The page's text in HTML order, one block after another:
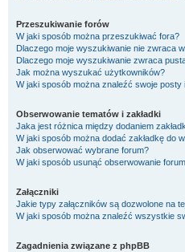
Przeszukiwanie forów
W jaki sposób można przeszukiwać fora?
Dlaczego moje wyszukiwanie nie zwraca
Dlaczego moje wyszukiwanie zwraca
Jak można wyszukać użytkowników?
W jaki sposób można znaleźć swoje posty
Obserwowanie tematów i zakładki
Jaka jest różnica między dodaniem
W jaki sposób można dodać zakładkę do
Jak obserwować wybrane forum?
W jaki sposób usunąć obserwowanie
Załączniki
Jakie typy załączników są dozwolone na
W jaki sposób można znaleźć wszystkie
Zagadnienia związane z phpBB